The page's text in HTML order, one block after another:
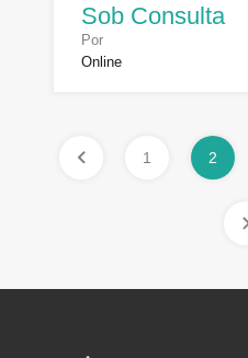
Sob Consulta
Por
Online
1 2